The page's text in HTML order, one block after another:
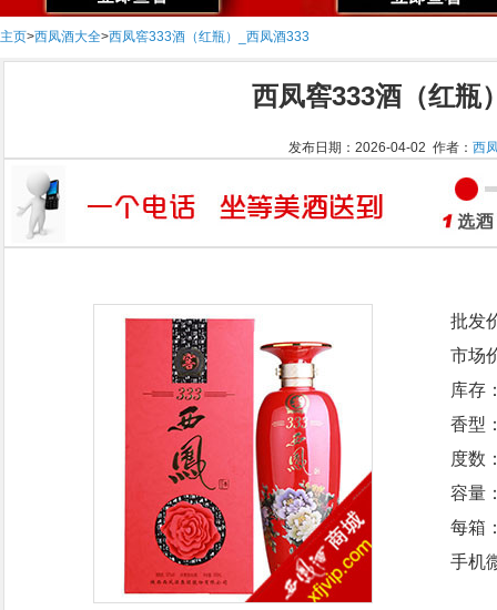
主页>西凤酒大全>西凤窖333酒（红瓶）_西凤酒333
西凤窖333酒（红瓶
发布日期：2026-04-02 作者： 西
批发
市场
库存
香型
度数
容量
每箱
手机